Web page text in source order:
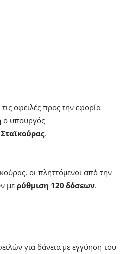
οφειλές προς την εφορία
ο υπουργός
.
οι πληττόμενοι από την
με ρύθμιση 120 δόσεων.
για δάνεια με εγγύηση του